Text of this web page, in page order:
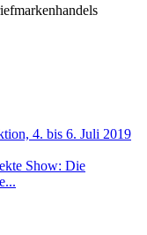
4. bis 6. Juli 2019
Show: Die